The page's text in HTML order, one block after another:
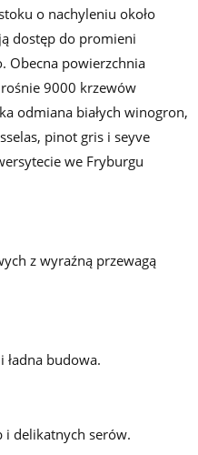
o nachyleniu około
dostęp do promieni
Obecna powierzchnia
9000 krzewów
odmiana białych winogron,
pinot gris i seyve
we Fryburgu
z wyraźną przewagą
budowa.
i delikatnych serów.